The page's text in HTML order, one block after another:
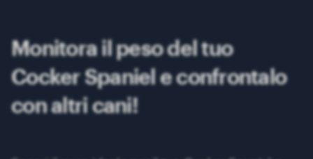
Monitora il peso del tuo
Cocker Spaniel e confrontalo
con altri cani!